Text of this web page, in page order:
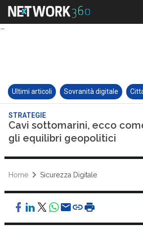
Ultimi articoli Sovranità digitale
STRATEGIE
Cavi sottomarini, ecco
gli equilibri geopolitici
Home Sicurezza Digitale